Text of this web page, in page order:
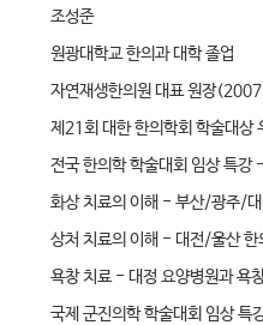
조성준
원광대학교 한의과 대학 졸업
자연재생한의원 대표 원장
제21회 대한 한의학회 학술대
전국 한의학 학술대회 임상 특
화상 치료의 이해 - 부산/광주/
상처 치료의 이해 - 대전/울산 한
욕창 치료 - 대정 요양병원과
국제 군진의학 학술대회 임상